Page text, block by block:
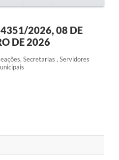
2026, 08 DE
DE 2026
Secretarias , Servidores